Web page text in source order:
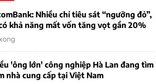
Nhiều chỉ tiêu sát “ngưỡng đỏ”,
khả năng mất vốn tăng vọt gần 20%
'ông lớn' công nghiệp Hà Lan đang tìm
nhà cung cấp tại Việt Nam